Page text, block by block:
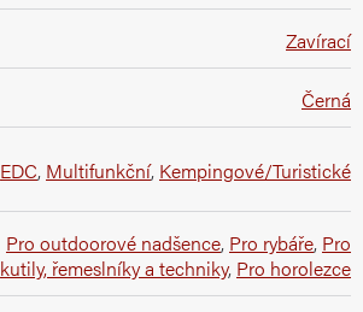
Zavírací
Černá
EDC, Multifunkční, Kempingové/Turistické
Pro outdoorové nadšence, Pro rybáře, Pro
kutily, řemeslníky a techniky, Pro horolezce